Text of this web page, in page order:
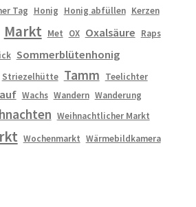
Tag Honig Honig abfüllen Kerzen
Markt Met OX Oxalsäure Raps
Sommerblütenhonig
Striezelhütte Tamm Teelichter
Wachs Wandern Wanderung
Weihnachtlicher Markt
Wochenmarkt Wärmebildkamera